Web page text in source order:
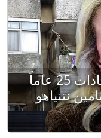
"أعطتني قنبلة في يدي".. شهادات 25 عاماً
نتنياهو